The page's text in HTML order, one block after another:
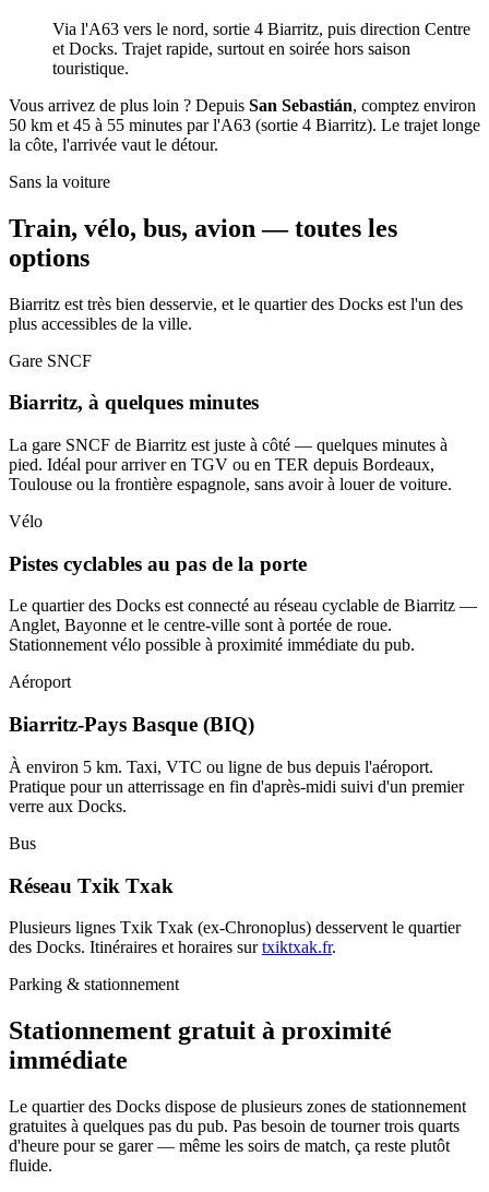
Via l'A63 vers le nord, sortie 4 Biarritz, puis direction Centre
et Docks. Trajet rapide, surtout en soirée hors saison
touristique.
Vous arrivez de plus loin ? Depuis San Sebastián, comptez environ
50 km et 45 à 55 minutes par l'A63 (sortie 4 Biarritz). Le trajet longe
la côte, l'arrivée vaut le détour.
Sans la voiture
Train, vélo, bus, avion — toutes les
options
Biarritz est très bien desservie, et le quartier des Docks est l'un des
plus accessibles de la ville.
Gare SNCF
Biarritz, à quelques minutes
La gare SNCF de Biarritz est juste à côté — quelques minutes à
pied. Idéal pour arriver en TGV ou en TER depuis Bordeaux,
Toulouse ou la frontière espagnole, sans avoir à louer de voiture.
Vélo
Pistes cyclables au pas de la porte
Le quartier des Docks est connecté au réseau cyclable de Biarritz —
Anglet, Bayonne et le centre-ville sont à portée de roue.
Stationnement vélo possible à proximité immédiate du pub.
Aéroport
Biarritz-Pays Basque (BIQ)
À environ 5 km. Taxi, VTC ou ligne de bus depuis l'aéroport.
Pratique pour un atterrissage en fin d'après-midi suivi d'un premier
verre aux Docks.
Bus
Réseau Txik Txak
Plusieurs lignes Txik Txak (ex-Chronoplus) desservent le quartier
des Docks. Itinéraires et horaires surtxiktxak.fr.
Parking & stationnement
Stationnement gratuit à proximité
immédiate
Le quartier des Docks dispose de plusieurs zones de stationnement
gratuites à quelques pas du pub. Pas besoin de tourner trois quarts
d'heure pour se garer — même les soirs de match, ça reste plutôt
fluide.